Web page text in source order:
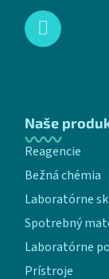
Naše
Reagencie
Bežná chémia
Laboratórne
Spotrebný
Laboratórne
Prístroje